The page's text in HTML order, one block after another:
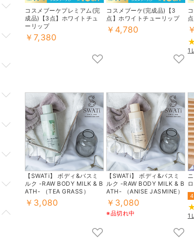
コスメブーケプレミアム(完
成品)【3点】ホワイトチュ
ーリップ
￥7,380
コスメブーケ(完成品)【3
点】ホワイトチューリップ
￥4,780
1
【SWATi】 ボディ&バスミ
ルク -RAW BODY MILK & B
ATH- （TEA GRASS）
￥3,080
【SWATi】 ボディ&バスミ
ルク -RAW BODY MILK & B
ATH- （ANISE JASMINE）
￥3,080
※品切れ中 1